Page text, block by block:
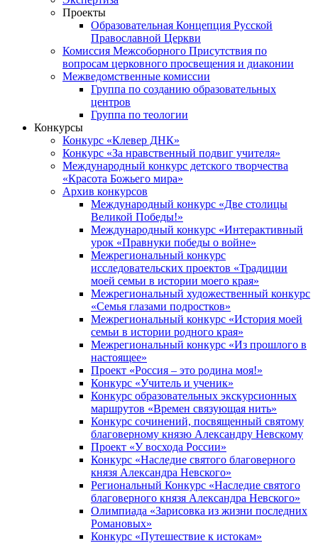
Проекты
Образовательная Концепция Русской
Православной Церкви
Комиссия Межсоборного Присутствия по
вопросам церковного просвещения и диаконии
Межведомственные комиссии
Группа по созданию образовательных
центров
Группа по теологии
Конкурсы
Конкурс «Клевер ДНК»
Конкурс «За нравственный подвиг учителя»
Международный конкурс детского творчества
«Красота Божьего мира»
Архив конкурсов
Международный конкурс «Две столицы
Великой Победы!»
Международный конкурс «Интерактивный
урок «Правнуки победы о войне»
Межрегиональный конкурс
исследовательских проектов «Традиции
моей семьи в истории моего края»
Межрегиональный художественный конкурс
«Семья глазами подростков»
Межрегиональный конкурс «История моей
семьи в истории родного края»
Межрегиональный конкурс «Из прошлого в
настоящее»
Проект «Россия – это родина моя!»
Конкурс «Учитель и ученик»
Конкурс образовательных экскурсионных
маршрутов «Времен связующая нить»
Конкурс сочинений, посвященный святому
благоверному князю Александру Невскому
Проект «У восхода России»
Конкурс «Наследие святого благоверного
князя Александра Невского»
Региональный Конкурс «Наследие святого
благоверного князя Александра Невского»
Олимпиада «Зарисовка из жизни последних
Романовых»
Конкурс «Путешествие к истокам»